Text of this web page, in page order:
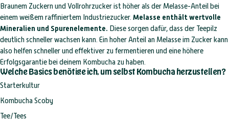
Braunem Zuckern und Vollrohrzucker ist höher als der Melasse-Anteil bei
einem weißem raffiniertem Industriezucker. Melasse enthält wertvolle
Mineralien und Spurenelemente. Diese sorgen dafür, dass der Teepilz
deutlich schneller wachsen kann. Ein hoher Anteil an Melasse im Zucker kann
also helfen schneller und effektiver zu fermentieren und eine höhere
Erfolgsgarantie bei deinem Kombucha zu haben.
Welche Basics benötige ich, um selbst Kombucha herzustellen?
Starterkultur
Kombucha Scoby
Tee/Tees